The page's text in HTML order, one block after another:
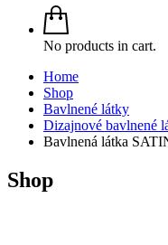
No products in cart.
Home
Shop
Bavlnené látky
Dizajnové bavlnené
Bavlnená látka
Shop